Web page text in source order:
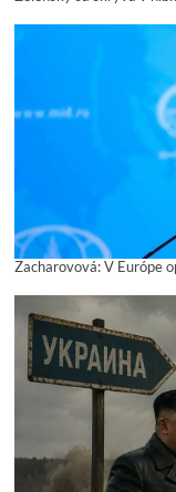
Zacharovová: V Európe